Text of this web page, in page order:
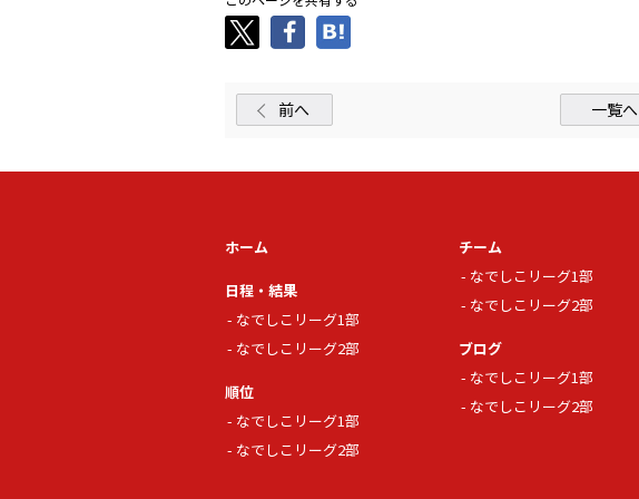
前へ 一覧へ
ホーム
日程・結果
なでしこリーグ1部
なでしこリーグ2部
順位
なでしこリーグ1部
なでしこリーグ2部
チーム
なでしこリーグ1部
なでしこリーグ2部
ブログ
なでしこリーグ1部
なでしこリーグ2部